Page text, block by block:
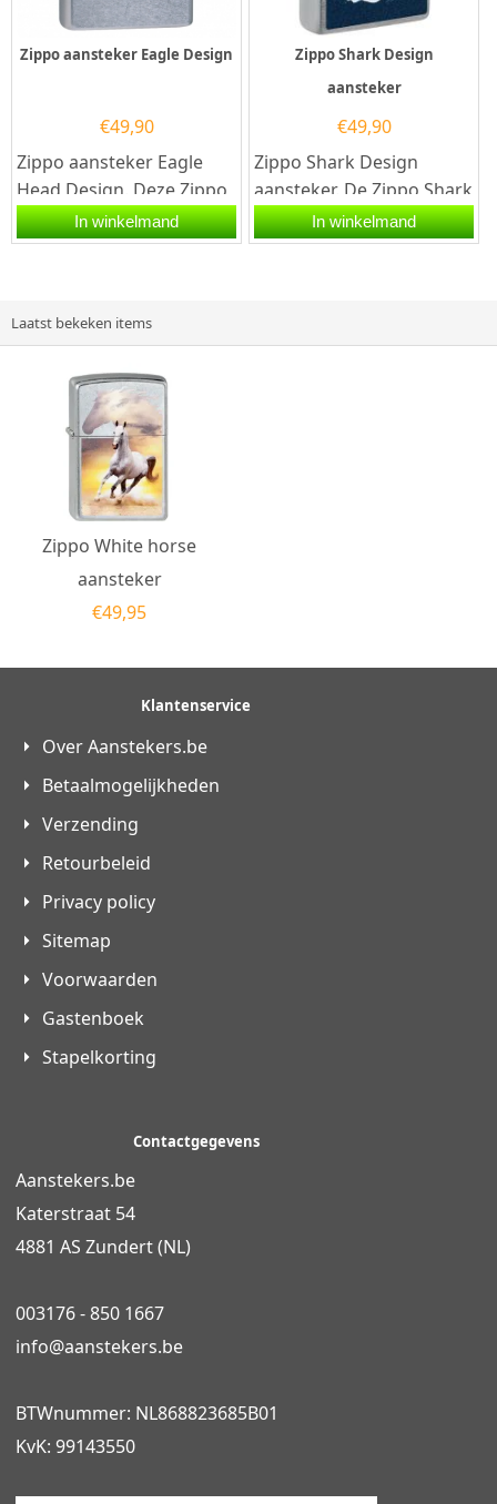
Zippo aansteker Eagle Design
€49,90
Zippo aansteker Eagle
Head Design. Deze Zippo
aansteker heeft
een chromen afwerking
In winkelmand
Zippo Shark Design
aansteker
€49,90
Zippo Shark Design
aansteker. De Zippo Shark
Design aansteker heeft
een brushed chrome...
In winkelmand
Laatst bekeken items
Zippo White horse
aansteker
€49,95
Klantenservice
Over Aanstekers.be
Betaalmogelijkheden
Verzending
Retourbeleid
Privacy policy
Sitemap
Voorwaarden
Gastenboek
Stapelkorting
Contactgegevens
Aanstekers.be
Katerstraat 54
4881 AS Zundert (NL)
003176 - 850 1667
info@aanstekers.be
BTWnummer: NL868823685B01
KvK: 99143550